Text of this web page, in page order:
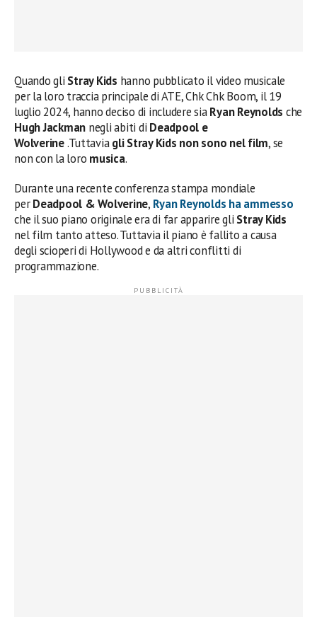
Quando gli Stray Kids hanno pubblicato il video musicale
per la loro traccia principale di ATE, Chk Chk Boom, il 19
luglio 2024, hanno deciso di includere siaRyan Reynolds che
Hugh Jackman negli abiti di Deadpool e
Wolverine.Tuttaviagli Stray Kids non sono nel film, se
non con la loro musica.
Durante una recente conferenza stampa mondiale
perDeadpool & Wolverine, Ryan Reynolds ha ammesso
che il suo piano originale era di far apparire gli Stray Kids
nel film tanto atteso. Tuttavia il piano è fallito a causa
degli scioperi di Hollywood e da altri conflitti di
programmazione.